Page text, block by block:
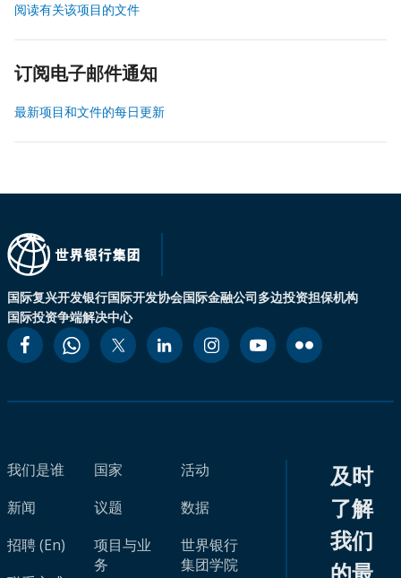
阅读有关该项目的文件
订阅电子邮件通知
最新项目和文件的每日更新
国际复兴开发银行国际开发协会国际金融公司多边投资担保机构
国际投资争端解决中心
我们是谁
新闻
招聘 (En)
国家
议题
项目与业
务
活动
数据
世界银行
集团学院
及时
了解
我们